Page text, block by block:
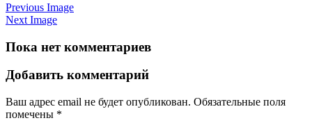
Previous Image
Next Image
Пока нет комментариев
Добавить комментарий
Ваш адрес email не будет опубликован. Обязательные поля
помечены *